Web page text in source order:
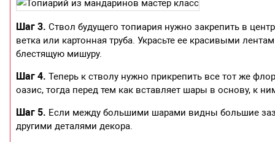
Шаг 3. Ствол будущего топиария нужно закрепить в
ветка или картонная труба. Украсьте ее красивыми
блестящую мишуру.
Шаг 4. Теперь к стволу нужно прикрепить все тот же
оазис, тогда перед тем как вставляет шары в основу, к
Шаг 5. Если между большими шарами видны большие
другими деталями декора.